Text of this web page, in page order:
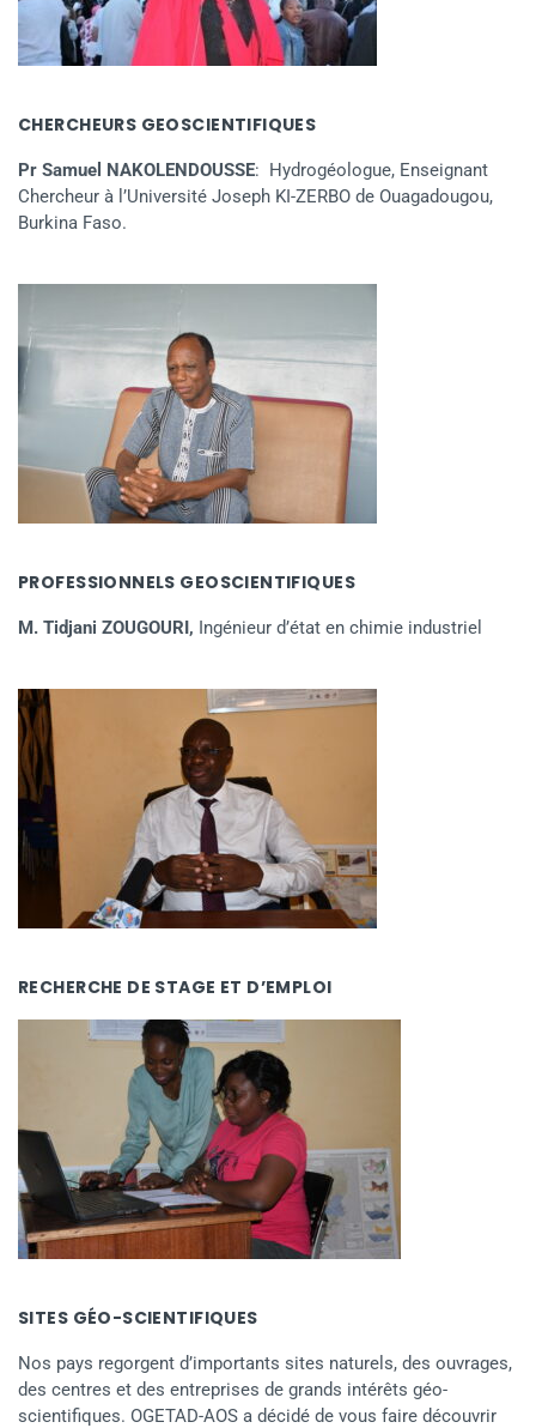
CHERCHEURS GEOSCIENTIFIQUES
Pr Samuel NAKOLENDOUSSE: Hydrogéologue, Enseignant
Chercheur à l’Université Joseph KI-ZERBO de Ouagadougou,
Burkina Faso.
PROFESSIONNELS GEOSCIENTIFIQUES
M. Tidjani ZOUGOURI, Ingénieur d’état en chimie industriel
RECHERCHE DE STAGE ET D’EMPLOI
SITES GÉO-SCIENTIFIQUES
Nos pays regorgent d’importants sites naturels, des ouvrages,
des centres et des entreprises de grands intérêts géo-
scientifiques. OGETAD-AOS a décidé de vous faire découvrir